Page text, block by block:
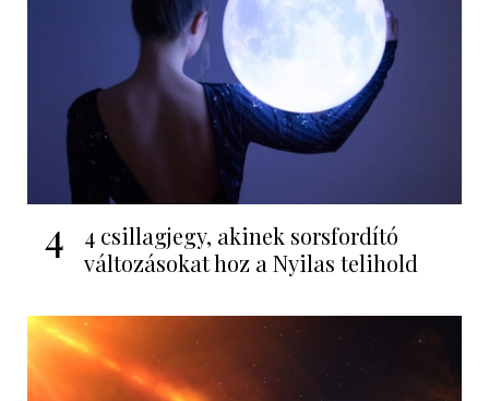
4
4 csillagjegy, akinek sorsfordító
változásokat hoz a Nyilas telihold